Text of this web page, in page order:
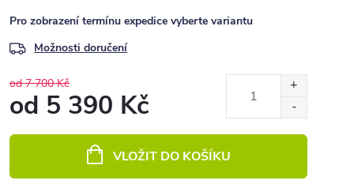
Pro zobrazení termínu expedice vyberte variantu
Možnosti doručení
od 7 700 Kč
od 5 390 Kč
VLOŽIT DO KOŠÍKU